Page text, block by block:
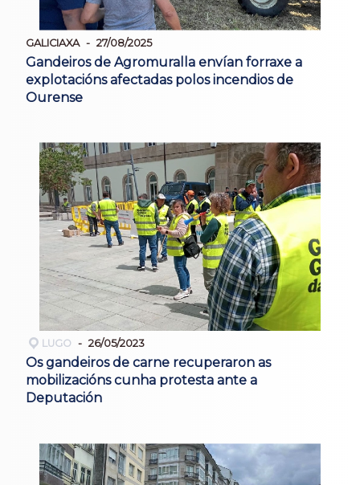
GALICIAXA 27/08/2025
Gandeiros de Agromuralla envían forraxe a
explotacións afectadas polos incendios de
Ourense
LUGO 26/05/2023
Os gandeiros de carne recuperaron as
mobilizacións cunha protesta ante a
Deputación